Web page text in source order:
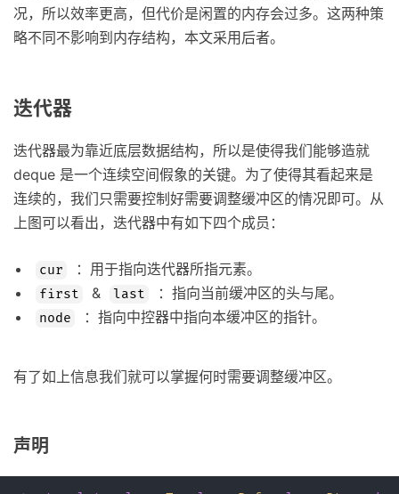
况，所以效率更高，但代价是闲置的内存会过多。这两种策
略不同不影响到内存结构，本文采用后者。
迭代器
迭代器最为靠近底层数据结构，所以是使得我们能够造就
deque 是一个连续空间假象的关键。为了使得其看起来是
连续的，我们只需要控制好需要调整缓冲区的情况即可。从
上图可以看出，迭代器中有如下四个成员：
cur ：用于指向迭代器所指元素。
first & last ：指向当前缓冲区的头与尾。
node ：指向中控器中指向本缓冲区的指针。
有了如上信息我们就可以掌握何时需要调整缓冲区。
声明